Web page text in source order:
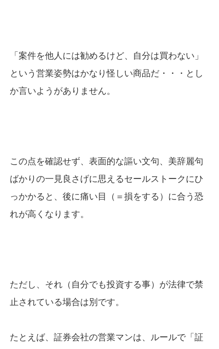
「案件を他人には勧めるけど、自分は買わない」
という営業姿勢はかなり怪しい商品だ・・・とし
か言いようがありません。
この点を確認せず、表面的な謳い文句、美辞麗句
ばかりの一見良さげに思えるセールストークにひ
っかかると、後に痛い目（＝損をする）に合う恐
れが高くなります。
ただし、それ（自分でも投資する事）が法律で禁
止されている場合は別です。
たとえば、証券会社の営業マンは、ルールで「証